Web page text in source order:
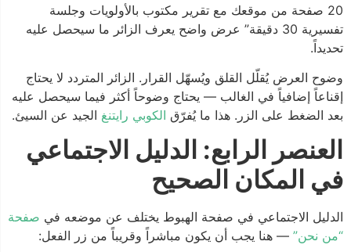
20 صفحة من موقعك مع تقرير مكتوب بالأولويات وجلسة
تفسيرية 30 دقيقة” عرض واضح يعرف الزائر ما سيحصل عليه
تحديداً.
وضوح العرض يُقلّل القلق ويُسهّل القرار. الزائر المتردد لا يحتاج
إقناعاً إضافياً في الغالب — يحتاج وضوحاً أكثر فيما سيحصل عليه
بعد الضغط على الزر. هذا ما يُفرّق الكوبي رايتنغالجيد عن السيئ.
العنصر الرابع: الدليل الاجتماعي
في المكان الصحيح
الدليل الاجتماعي في صفحة الهبوط يختلف عن موضعه في صفحة
“من نحن”— هنا يجب أن يكون مباشراً وقريباً من زر الفعل: